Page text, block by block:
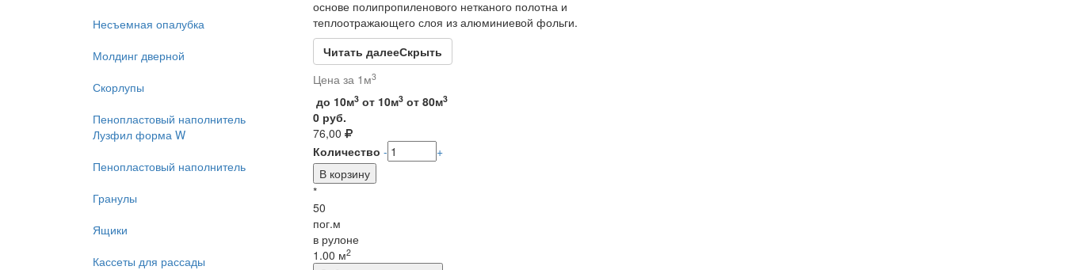
Несъемная опалубка
Молдинг дверной
Скорлупы
Пенопластовый наполнитель
Лузфил форма W
Пенопластовый наполнитель
Гранулы
Ящики
Кассеты для рассады
основе полипропиленового нетканого полотна и
теплоотражающего слоя из алюминиевой фольги.
Читать далееСкрыть
Цена за 1м3
до 10м3от 10м3от 80м3
0 руб.
76,00
Количество - +
*
50
пог.м
в рулоне
1.00 м2